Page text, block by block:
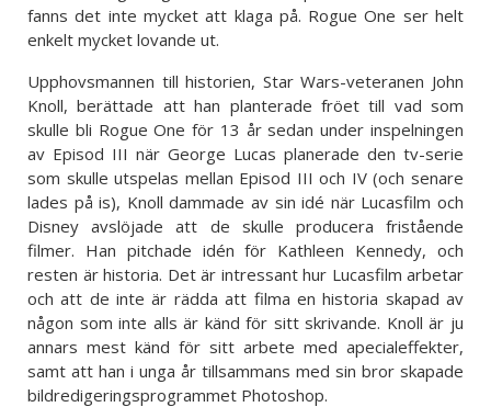
fanns det inte mycket att klaga på. Rogue One ser helt
enkelt mycket lovande ut.
Upphovsmannen till historien, Star Wars-veteranen John
Knoll, berättade att han planterade fröet till vad som
skulle bli Rogue One för 13 år sedan under inspelningen
av Episod III när George Lucas planerade den tv-serie
som skulle utspelas mellan Episod III och IV (och senare
lades på is), Knoll dammade av sin idé när Lucasfilm och
Disney avslöjade att de skulle producera fristående
filmer. Han pitchade idén för Kathleen Kennedy, och
resten är historia. Det är intressant hur Lucasfilm arbetar
och att de inte är rädda att filma en historia skapad av
någon som inte alls är känd för sitt skrivande. Knoll är ju
annars mest känd för sitt arbete med apecialeffekter,
samt att han i unga år tillsammans med sin bror skapade
bildredigeringsprogrammet Photoshop.